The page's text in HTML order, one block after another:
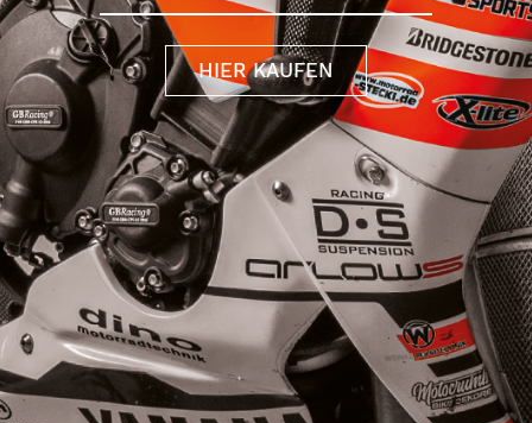
HIER KAUFEN